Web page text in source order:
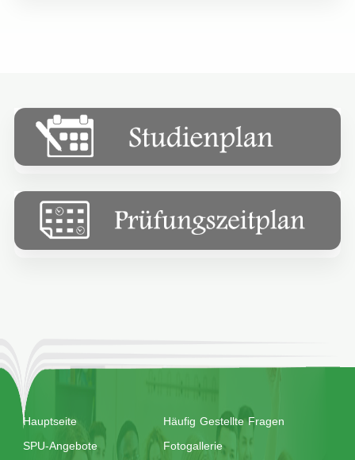
Hauptseite
Häufig Gestellte Fragen
SPU-Angebote
Fotogallerie